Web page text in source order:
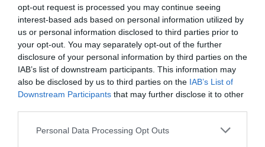
opt-out request is processed you may continue seeing
interest-based ads based on personal information utilized by
us or personal information disclosed to third parties prior to
your opt-out. You may separately opt-out of the further
disclosure of your personal information by third parties on the
IAB’s list of downstream participants. This information may
also be disclosed by us to third parties on the IAB’s List of
Downstream Participants that may further disclose it to other
Personal Data Processing Opt Outs
septembre 2024
juillet 2024
juin 2024
mai 2024
avril 2024
mars 2024
février 2024